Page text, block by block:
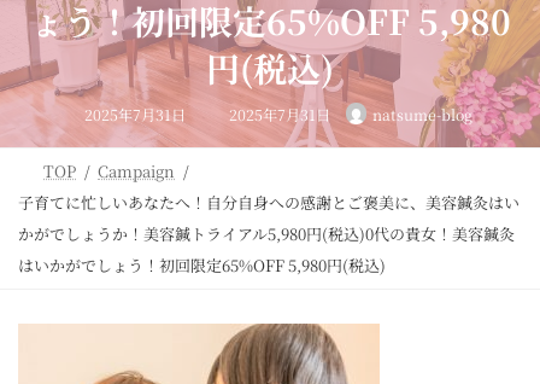
ょう！初回限定65%OFF 5,980
円(税込)
2025年7月31日 最
終
新
:
2025年7月31日 natsume-blog
TOP
Campaign
子育てに忙しいあなたへ！自分自身への感謝とご褒美に、美容鍼灸はい
かがでしょうか！美容鍼トライアル5,980円(税込)0代の貴女！美容鍼灸
はいかがでしょう！初回限定65%OFF 5,980円(税込)